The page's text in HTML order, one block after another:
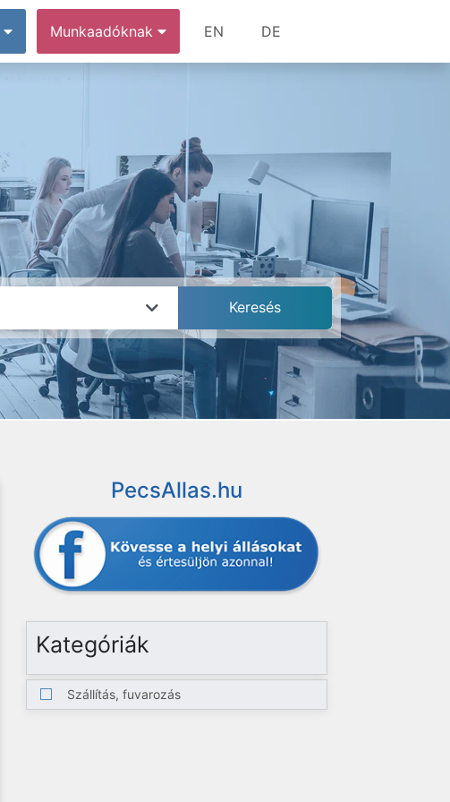
Munkaadóknak EN DE
PecsAllas.hu
Kategóriák
Szállítás, fuvarozás